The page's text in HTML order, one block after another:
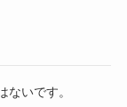
ないです。